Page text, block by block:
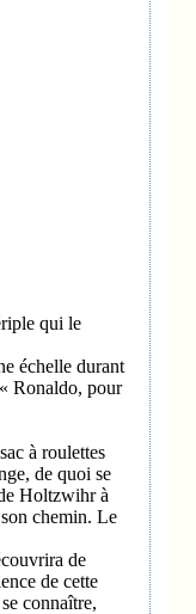
qui le
échelle durant
Ronaldo, pour
à roulettes
de quoi se
Holtzwihr à
chemin. Le
de
de cette
connaître,